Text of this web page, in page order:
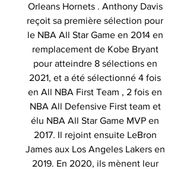
Orleans Hornets . Anthony Davis
reçoit sa première sélection pour
le NBA All Star Game en 2014 en
remplacement de Kobe Bryant
pour atteindre 8 sélections en
2021, et a été sélectionné 4 fois
en All NBA First Team , 2 fois en
NBA All Defensive First team et
élu NBA All Star Game MVP en
2017. Il rejoint ensuite LeBron
James aux Los Angeles Lakers en
2019. En 2020, ils mènent leur